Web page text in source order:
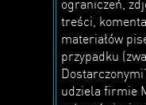
ograniczeń,
treści,
materiałów
przypadku
udziela firmie